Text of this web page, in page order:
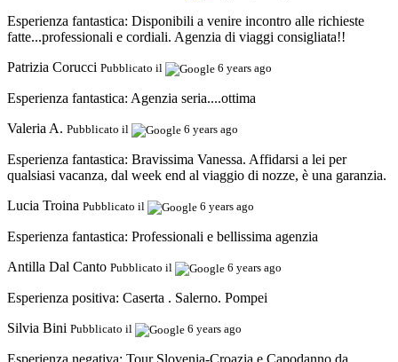
Esperienza fantastica: Disponibili a venire incontro alle richieste
fatte...professionali e cordiali. Agenzia di viaggi consigliata!!
Patrizia Corucci Pubblicato il 6 years ago
Esperienza fantastica: Agenzia seria....ottima
Valeria A. Pubblicato il 6 years ago
Esperienza fantastica: Bravissima Vanessa. Affidarsi a lei per
qualsiasi vacanza, dal week end al viaggio di nozze, è una garanzia.
Lucia Troina Pubblicato il 6 years ago
Esperienza fantastica: Professionali e bellissima agenzia
Antilla Dal Canto Pubblicato il 6 years ago
Esperienza positiva: Caserta . Salerno. Pompei
Silvia Bini Pubblicato il 6 years ago
Esperienza negativa: Tour Slovenia-Croazia e Capodanno da